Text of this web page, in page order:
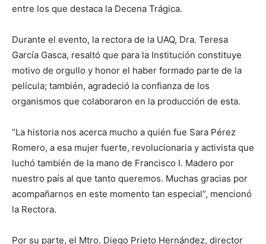
entre los que destaca la Decena Trágica.
Durante el evento, la rectora de la UAQ, Dra. Teresa
García Gasca, resaltó que para la Institución constituye
motivo de orgullo y honor el haber formado parte de la
película; también, agradeció la confianza de los
organismos que colaboraron en la producción de esta.
“La historia nos acerca mucho a quién fue Sara Pérez
Romero, a esa mujer fuerte, revolucionaria y activista que
luchó también de la mano de Francisco I. Madero por
nuestro país al que tanto queremos. Muchas gracias por
acompañarnos en este momento tan especial”, mencionó
la Rectora.
Por su parte, el Mtro. Diego Prieto Hernández, director